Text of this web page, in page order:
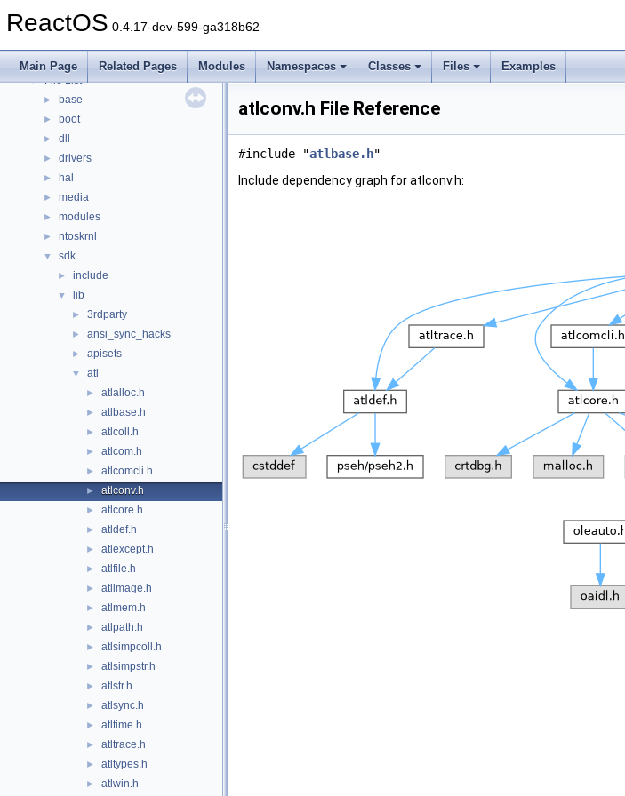
ReactOS 0.4.17-dev-599-ga318b62
Main Page Related Pages Modules Namespaces Classes Files Examples
► Namespaces
▼ Files
▼ File List
► base
► boot
► dll
► drivers
► hal
► media
► modules
► ntoskrnl
▼ sdk
► include
▼ lib
► 3rdparty
► ansi_sync_hacks
► apisets
▼ atl
► atlalloc.h
► atlbase.h
► atlcoll.h
► atlcom.h
► atlcomcli.h
► atlconv.h
► atlcore.h
► atldef.h
► atlexcept.h
► atlfile.h
► atlimage.h
► atlmem.h
► atlpath.h
► atlsimpcoll.h
► atlsimpstr.h
► atlstr.h
► atlsync.h
► atltime.h
► atltrace.h
► atltypes.h
► atlwin.h
atlconv.h File Reference
#include "atlbase.h"
Include dependency graph for atlconv.h: